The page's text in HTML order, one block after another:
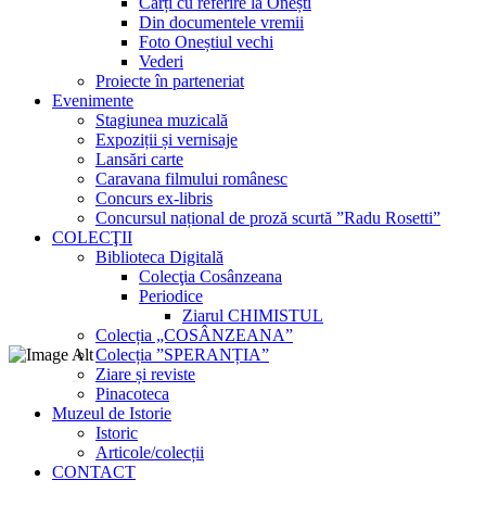
Din documentele vremii
Foto Oneștiul vechi
Vederi
Proiecte în parteneriat
Evenimente
Stagiunea muzicală
Expoziții și vernisaje
Lansări carte
Caravana filmului românesc
Concurs ex-libris
Concursul național de proză scurtă ”Radu Rosetti”
COLECŢII
Biblioteca Digitală
Colecţia Cosânzeana
Periodice
Ziarul CHIMISTUL
Colecția „COSÂNZEANA”
Colecția ”SPERANȚIA”
Ziare și reviste
Pinacoteca
Muzeul de Istorie
Istoric
Articole/colecții
CONTACT